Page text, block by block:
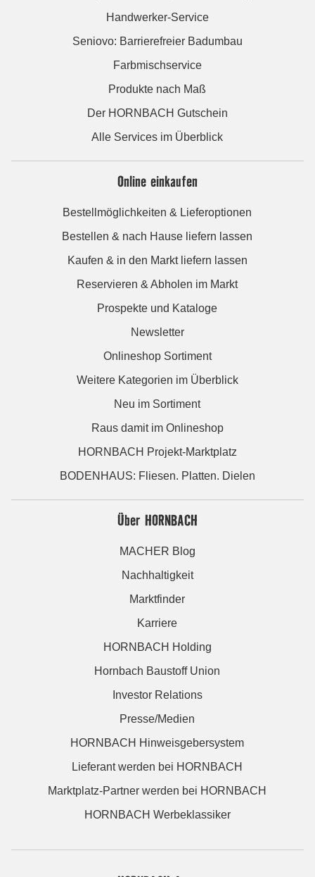
Handwerker-Service
Seniovo: Barrierefreier Badumbau
Farbmischservice
Produkte nach Maß
Der HORNBACH Gutschein
Alle Services im Überblick
Online einkaufen
Bestellmöglichkeiten & Lieferoptionen
Bestellen & nach Hause liefern lassen
Kaufen & in den Markt liefern lassen
Reservieren & Abholen im Markt
Prospekte und Kataloge
Newsletter
Onlineshop Sortiment
Weitere Kategorien im Überblick
Neu im Sortiment
Raus damit im Onlineshop
HORNBACH Projekt-Marktplatz
BODENHAUS: Fliesen. Platten. Dielen
Über HORNBACH
MACHER Blog
Nachhaltigkeit
Marktfinder
Karriere
HORNBACH Holding
Hornbach Baustoff Union
Investor Relations
Presse/Medien
HORNBACH Hinweisgebersystem
Lieferant werden bei HORNBACH
Marktplatz-Partner werden bei HORNBACH
HORNBACH Werbeklassiker